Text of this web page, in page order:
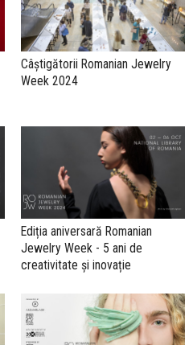
Câștigătorii Romanian Jewelry
Week 2024
Ediția aniversară Romanian
Jewelry Week - 5 ani de
creativitate și inovație